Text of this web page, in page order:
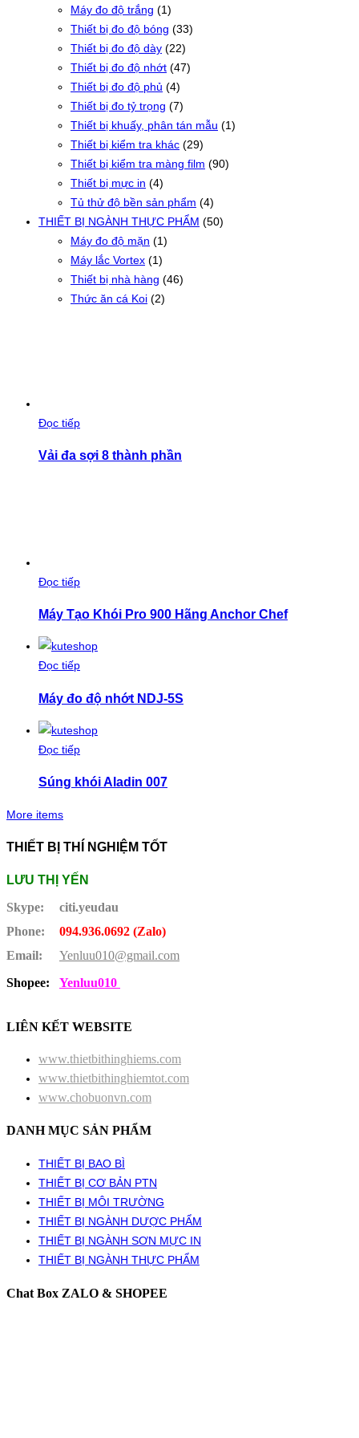
Máy đo độ trắng (1)
Thiết bị đo độ bóng (33)
Thiết bị đo độ dày (22)
Thiết bị đo độ nhớt (47)
Thiết bị đo độ phủ (4)
Thiết bị đo tỷ trọng (7)
Thiết bị khuấy, phân tán mẫu (1)
Thiết bị kiểm tra khác (29)
Thiết bị kiểm tra màng film (90)
Thiết bị mực in (4)
Tủ thử độ bền sản phẩm (4)
THIẾT BỊ NGÀNH THỰC PHẨM (50)
Máy đo độ mặn (1)
Máy lắc Vortex (1)
Thiết bị nhà hàng (46)
Thức ăn cá Koi (2)
Đọc tiếp
Vải đa sợi 8 thành phần
Đọc tiếp
Máy Tạo Khói Pro 900 Hãng Anchor Chef
Đọc tiếp
Máy đo độ nhớt NDJ-5S
Đọc tiếp
Súng khói Aladin 007
More items
THIẾT BỊ THÍ NGHIỆM TỐT
LƯU THỊ YẾN
Skype:
citi.yeudau
Phone:
094.936.0692 (Zalo)
Email:
Yenluu010@gmail.com
Shopee:
Yenluu010
LIÊN KẾT WEBSITE
www.thietbithinghiems.com
www.thietbithinghiemtot.com
www.chobuonvn.com
DANH MỤC SẢN PHẨM
THIẾT BỊ BAO BÌ
THIẾT BỊ CƠ BẢN PTN
THIẾT BỊ MÔI TRƯỜNG
THIẾT BỊ NGÀNH DƯỢC PHẨM
THIẾT BỊ NGÀNH SƠN MỰC IN
THIẾT BỊ NGÀNH THỰC PHẨM
Chat Box ZALO & SHOPEE